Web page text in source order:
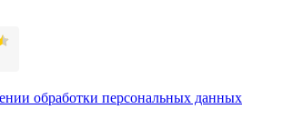
обработки персональных данных